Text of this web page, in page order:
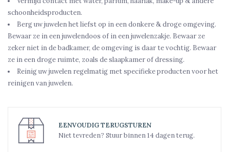
schoonheidsproducten.
Berg uw juwelen het liefst op in een donkere & droge omgeving.
Bewaar ze in een juwelendoos of in een juwelenzakje. Bewaar ze
zeker niet in de badkamer, de omgeving is daar te vochtig. Bewaar
ze in een droge ruimte, zoals de slaapkamer of dressing.
Reinig uw juwelen regelmatig met specifieke producten voor het
reinigen van juwelen.
EENVOUDIG TERUGSTUREN
Niet tevreden? Stuur binnen 14 dagen terug.